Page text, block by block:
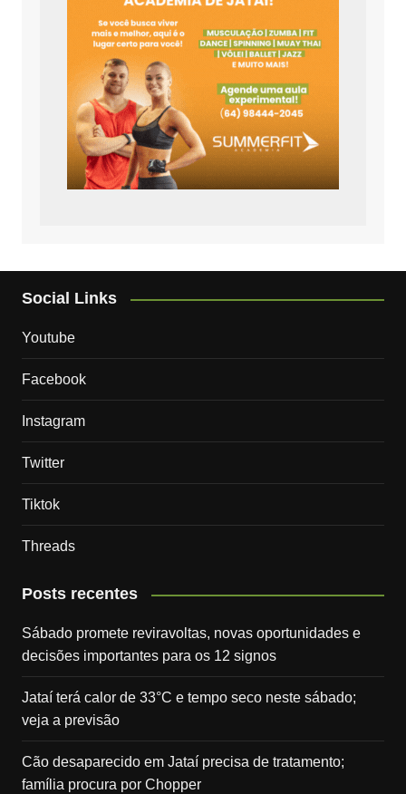
Social Links
Youtube
Facebook
Instagram
Twitter
Tiktok
Threads
Posts recentes
Sábado promete reviravoltas, novas oportunidades e
decisões importantes para os 12 signos
Jataí terá calor de 33°C e tempo seco neste sábado;
veja a previsão
Cão desaparecido em Jataí precisa de tratamento;
família procura por Chopper